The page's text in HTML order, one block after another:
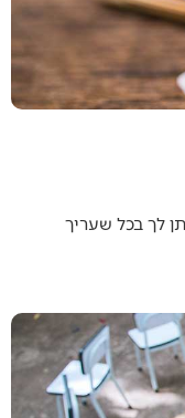
לך בכל שעריך